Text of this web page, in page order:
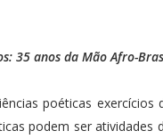
35 anos da Mão Afro-
poéticas
podem ser